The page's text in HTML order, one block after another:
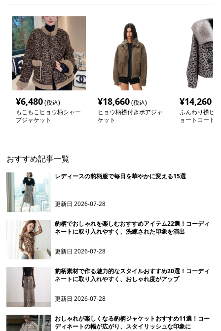
¥6,480(税込)
もこもこヒョウ柄シャー
プジャケット
¥18,660(税込)
ヒョウ柄襟付きボアジャ
ケット
¥14,260
ふんわり襟ヒ
ョートコート
おすすめ記事一覧
レディースの豹柄服で毎日を華やかに変える15選
更新日2026-07-28
豹柄でおしゃれを楽しむおすすめアイテム22選！コーディ
ネートに取り入れやすく、洗練された印象を演出
更新日2026-07-28
豹柄素材で作る魅力的なスタイルおすすめ20選！コーディ
ネートに取り入れやすく、おしゃれ度がアップ
更新日2026-07-28
おしゃれが楽しくなる豹柄ジャケットおすすめ11選！コー
ディネートの幅が広がり、スタイリッシュな印象に